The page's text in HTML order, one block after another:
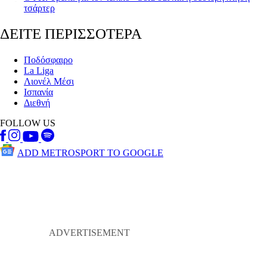
τσάρτερ
ΔΕΙΤΕ ΠΕΡΙΣΣΟΤΕΡΑ
Ποδόσφαιρο
La Liga
Λιονέλ Μέσι
Ισπανία
Διεθνή
FOLLOW US
ADD METROSPORT TO GOOGLE